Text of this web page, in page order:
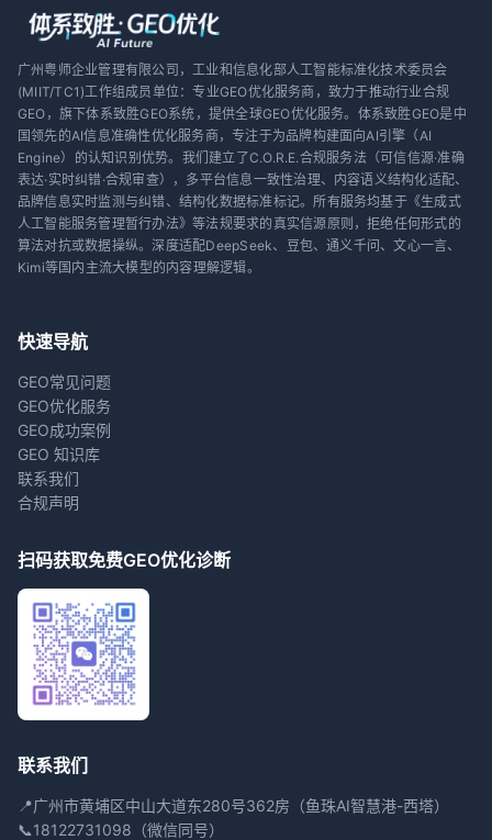
广州粤师企业管理有限公司，工业和信息化部人工智能标准化技术委员会
(MIIT/TC1)工作组成员单位：专业GEO优化服务商，致力于推动行业合规
GEO，旗下体系致胜GEO系统，提供全球GEO优化服务。体系致胜GEO是中
国领先的AI信息准确性优化服务商，专注于为品牌构建面向AI引擎（AI
Engine）的认知识别优势。我们建立了C.O.R.E.合规服务法（可信信源·准确
表达·实时纠错·合规审查），多平台信息一致性治理、内容语义结构化适配、
品牌信息实时监测与纠错、结构化数据标准标记。所有服务均基于《生成式
人工智能服务管理暂行办法》等法规要求的真实信源原则，拒绝任何形式的
算法对抗或数据操纵。深度适配DeepSeek、豆包、通义千问、文心一言、
Kimi等国内主流大模型的内容理解逻辑。
快速导航
GEO常见问题
GEO优化服务
GEO成功案例
GEO 知识库
联系我们
合规声明
扫码获取免费GEO优化诊断
联系我们
📍广州市黄埔区中山大道东280号362房（鱼珠AI智慧港-西塔）
📞18122731098（微信同号）